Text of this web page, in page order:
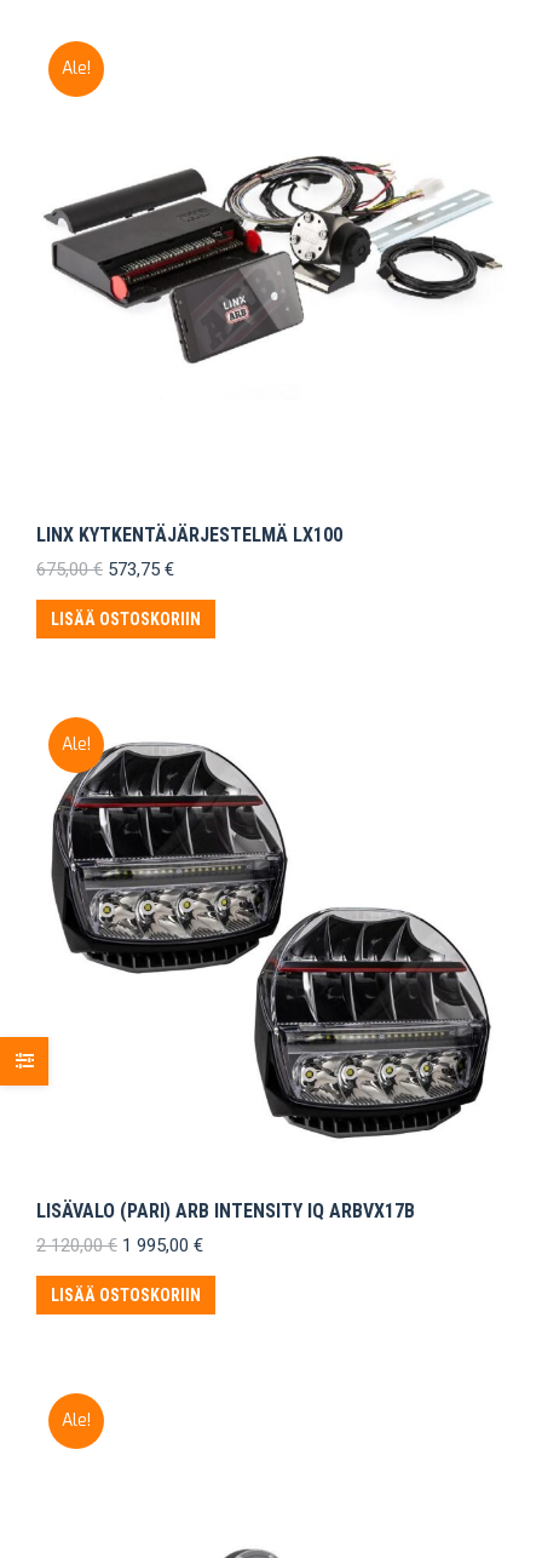
Ale!
LINX KYTKENTÄJÄRJESTELMÄ LX100
675,00€ Alkuperäinen
oli:
675,00 €.
573,75 €Nykyinen
on:
573,75 €.
LISÄÄ OSTOSKORIIN
Ale!
LISÄVALO (PARI) ARB INTENSITY IQ ARBVX17B
2 120,00€ Alkuperäinen
oli:
2
1 995,00 €Nykyinen
1
LISÄÄ OSTOSKORIIN
Ale!